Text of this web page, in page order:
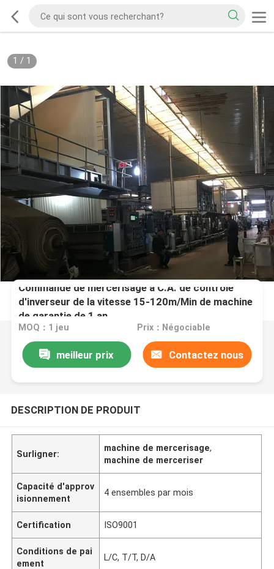
1 / 1
Commande de mercerisage à C.A. de contrôle
d'inverseur de la vitesse 15-120m/Min de machine
de garantie de 1 an
MOQ：1 jeu Prix：Négociable
meilleur prix Contactez nous
DESCRIPTION DE PRODUIT
Surligner:
machine de mercerisage,
machine de merceriser
Capacité d'approv
isionnement
4 ensembles par mois
Certification ISO9001
Conditions de pai
ement
L/C, T/T, D/A